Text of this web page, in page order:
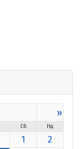
»
Сб Нд
1
2